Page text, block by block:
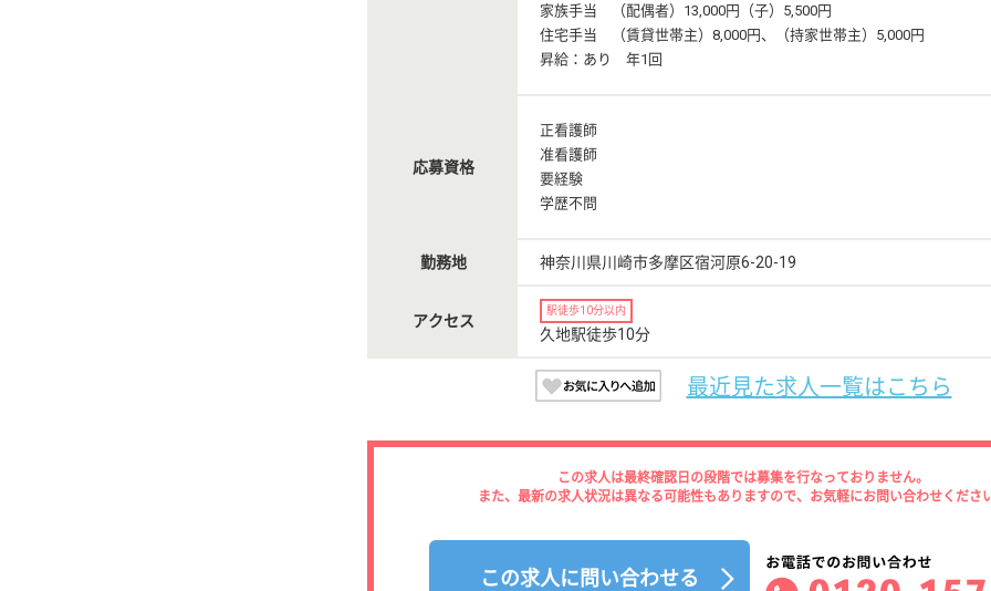
家族手当 （配偶者）13,000円（子）5,500円
住宅手当 （賃貸世帯主）8,000円、（持家世帯主）5,000円
昇給：あり 年1回
応募資格
正看護師
准看護師
要経験
学歴不問
勤務地 神奈川県川崎市多摩区宿河原6-20-19
アクセス
駅徒歩10分以内
久地駅徒歩10分
最近見た求人一覧はこちら
この求人は最終確認日の段階では募集を行なっておりません。
また、最新の求人状況は異なる可能性もありますので、お気軽にお問い合わせくださ
この求人に問い合わせる